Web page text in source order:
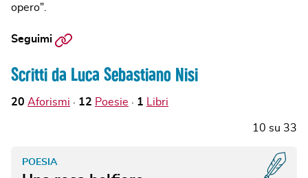
opero".
Seguimi Sito
Scritti da Luca Sebastiano Nisi
20 Aforismi 12 Poesie 1 Libri
10 su 33
POESIA